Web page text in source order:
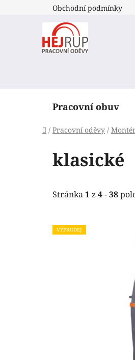
Obchodní podmínky
Pracovní obuv
Domů
/ Pracovní oděvy /
klasické
Stránka1z4-38
V
ý
VÝPRODEJ